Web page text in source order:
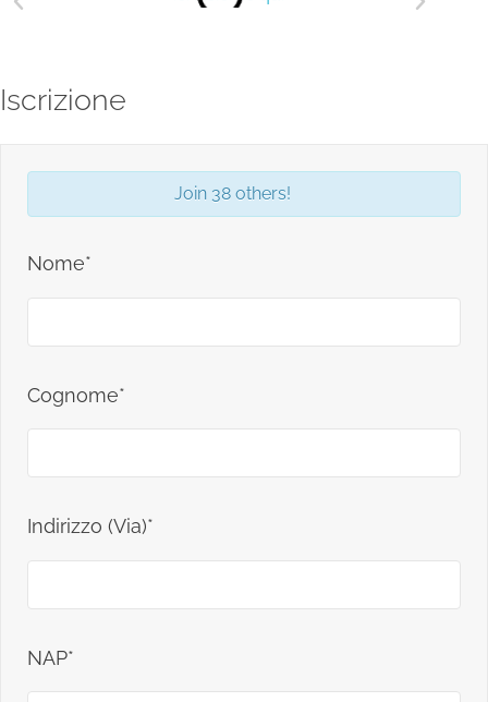
Iscrizione
Join 38 others!
Nome*
Cognome*
Indirizzo (Via)*
NAP*